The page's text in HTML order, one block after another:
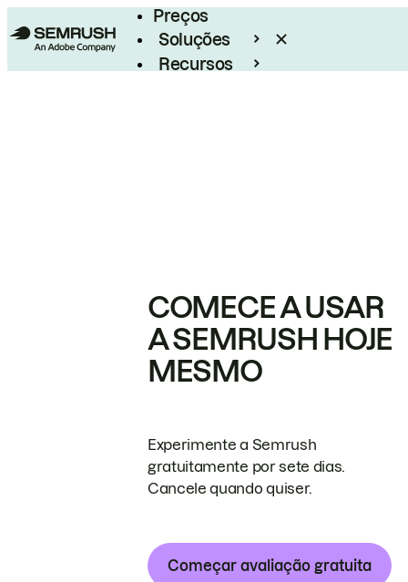
Preços
Soluções
Recursos
COMECE A USAR
A SEMRUSH HOJE
MESMO
Experimente a Semrush
gratuitamente por sete dias.
Cancele quando quiser.
Começar avaliação gratuita